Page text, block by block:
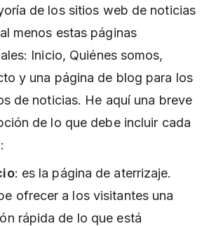
de los sitios web de noticias
menos estas páginas
Inicio, Quiénes somos,
y una página de blog para los
de noticias. He aquí una breve
de lo que debe incluir cada
: es la página de aterrizaje.
ofrecer a los visitantes una
rápida de lo que está